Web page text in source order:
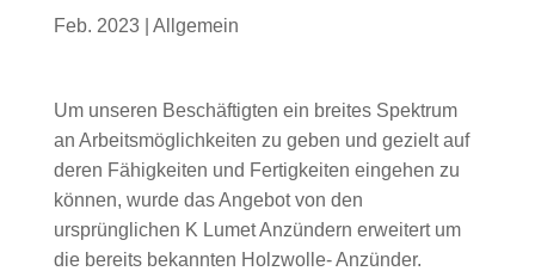
Feb. 2023| Allgemein
Um unseren Beschäftigten ein breites Spektrum
an Arbeitsmöglichkeiten zu geben und gezielt auf
deren Fähigkeiten und Fertigkeiten eingehen zu
können, wurde das Angebot von den
ursprünglichen K Lumet Anzündern erweitert um
die bereits bekannten Holzwolle- Anzünder.